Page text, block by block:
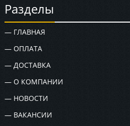
Разделы
— ГЛАВНАЯ
— ОПЛАТА
— ДОСТАВКА
— О КОМПАНИИ
— НОВОСТИ
— ВАКАНСИИ